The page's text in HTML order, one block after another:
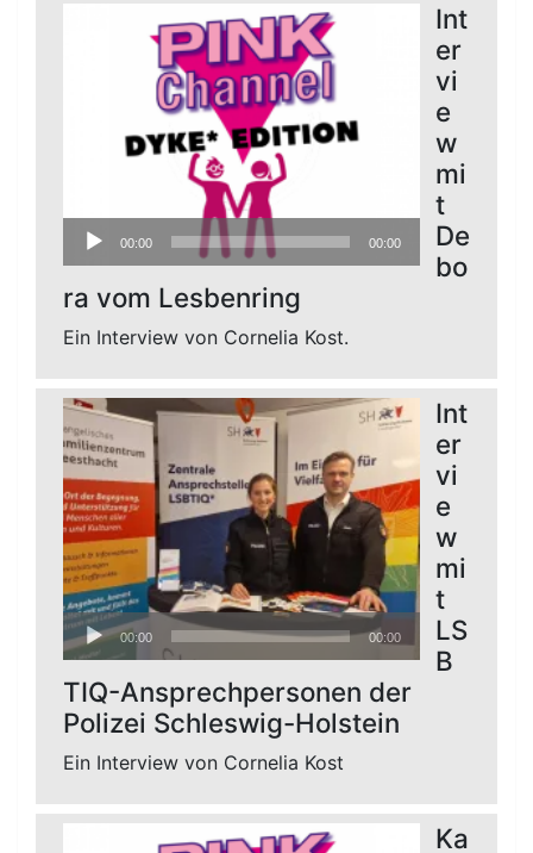
Audio-
00:00 00:00
Int
er
vi
e
w
mi
t
De
bo
ra vom Lesbenring
Ein Interview von Cornelia Kost.
Audio-
Player
00:00 00:00
Int
er
vi
e
w
mi
t
LS
B
TIQ-Ansprechpersonen der
Polizei Schleswig-Holstein
Ein Interview von Cornelia Kost
Ka